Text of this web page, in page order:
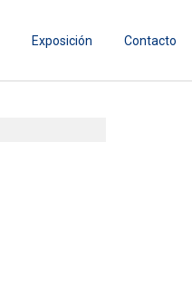
Exposición Contacto